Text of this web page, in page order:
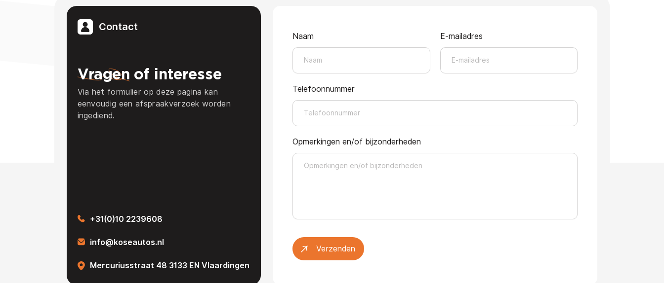
Contact
Vragen of interesse
Via het formulier op deze pagina kan
eenvoudig een afspraakverzoek worden
ingediend.
+31(0)10 2239608
info@koseautos.nl
Mercuriusstraat 48 3133 EN Vlaardingen
Naam E-mailadres
Telefoonnummer
Opmerkingen en/of bijzonderheden
Verzenden